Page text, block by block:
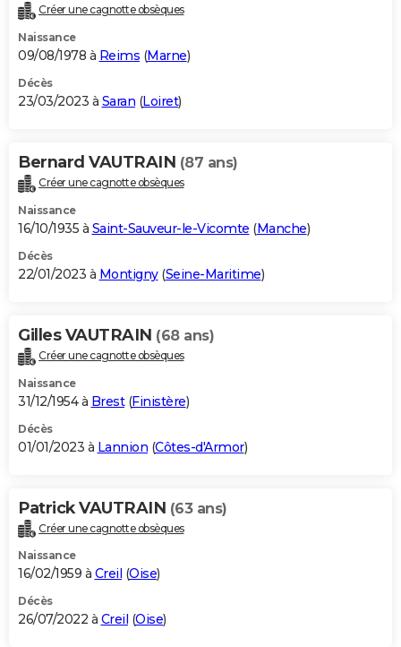
Créer une cagnotte obsèques
Naissance
09/08/1978 à Reims (Marne)
Décès
23/03/2023 à Saran (Loiret)
Bernard VAUTRAIN (87 ans)
Créer une cagnotte obsèques
Naissance
16/10/1935 à Saint-Sauveur-le-Vicomte (Manche)
Décès
22/01/2023 à Montigny(Seine-Maritime)
Gilles VAUTRAIN (68 ans)
Créer une cagnotte obsèques
Naissance
31/12/1954 à Brest(Finistère)
Décès
01/01/2023 à Lannion (Côtes-d'Armor)
Patrick VAUTRAIN (63 ans)
Créer une cagnotte obsèques
Naissance
16/02/1959 à Creil (Oise)
Décès
26/07/2022 à Creil (Oise)